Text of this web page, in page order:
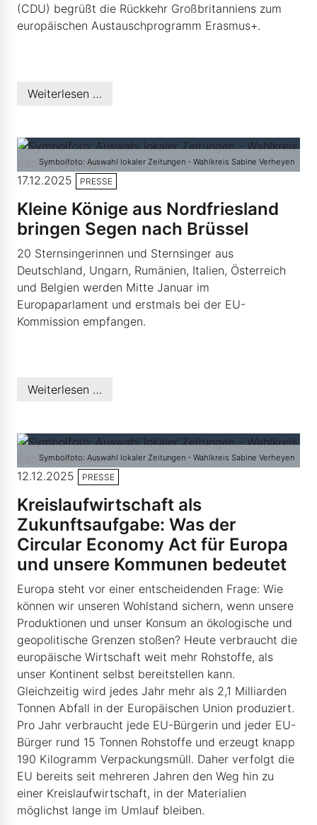
(CDU) begrüßt die Rückkehr Großbritanniens zum
europäischen Austauschprogramm Erasmus+.
Weiterlesen …
Symbolfoto: Auswahl lokaler Zeitungen - Wahlkreis Sabine Verheyen
17.12.2025 PRESSE
Kleine Könige aus Nordfriesland
bringen Segen nach Brüssel
20 Sternsingerinnen und Sternsinger aus
Deutschland, Ungarn, Rumänien, Italien, Österreich
und Belgien werden Mitte Januar im
Europaparlament und erstmals bei der EU-
Kommission empfangen.
Weiterlesen …
Symbolfoto: Auswahl lokaler Zeitungen - Wahlkreis Sabine Verheyen
12.12.2025 PRESSE
Kreislaufwirtschaft als
Zukunftsaufgabe: Was der
Circular Economy Act für Europa
und unsere Kommunen bedeutet
Europa steht vor einer entscheidenden Frage: Wie
können wir unseren Wohlstand sichern, wenn unsere
Produktionen und unser Konsum an ökologische und
geopolitische Grenzen stoßen? Heute verbraucht die
europäische Wirtschaft weit mehr Rohstoffe, als
unser Kontinent selbst bereitstellen kann.
Gleichzeitig wird jedes Jahr mehr als 2,1 Milliarden
Tonnen Abfall in der Europäischen Union produziert.
Pro Jahr verbraucht jede EU-Bürgerin und jeder EU-
Bürger rund 15 Tonnen Rohstoffe und erzeugt knapp
190 Kilogramm Verpackungsmüll. Daher verfolgt die
EU bereits seit mehreren Jahren den Weg hin zu
einer Kreislaufwirtschaft, in der Materialien
möglichst lange im Umlauf bleiben.